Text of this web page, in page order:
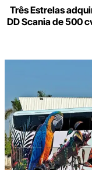
Três Estrelas
DD Scania de 500